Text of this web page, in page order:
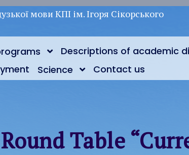
мови КПІ ім. Ігоря Сікорського
Descriptions of academic
Science Contact us
Table